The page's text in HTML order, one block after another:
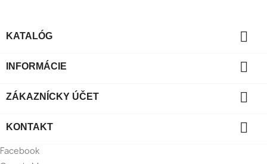
KATALÓG 
INFORMÁCIE 
ZÁKAZNÍCKY ÚČET 
KONTAKT 
Facebook